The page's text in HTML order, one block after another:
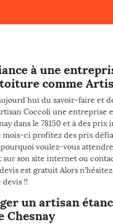
à une
comme
du savoir-faire et
Coccoli une entreprise
dans le 78150 et à des prix
mois-ci profitez des prix
pourquoi voulez-vous
son site internet ou
est gratuit Alors
!!
un artisan
Chesnay